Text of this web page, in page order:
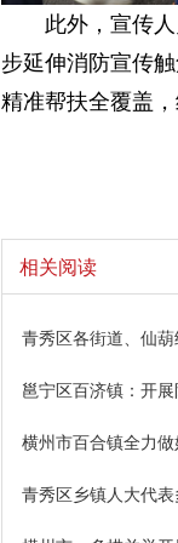
此外，宣传
步延伸消防宣传
精准帮扶全覆盖
相关阅读
青秀区各街道、仙
邕宁区百济镇：开
横州市百合镇全力
青秀区乡镇人大代